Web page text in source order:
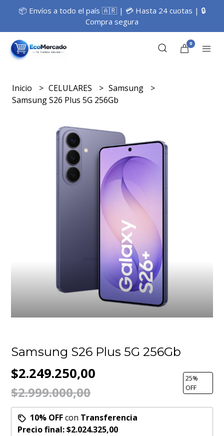
📦 Envíos a todo el país 🇦🇷 | 💳 Hasta 24 cuotas | 🔒
Compra segura
0
Inicio CELULARES
Samsung
Samsung S26 Plus 5G 256Gb
Samsung S26 Plus 5G 256Gb
$2.249.250,00
$2.999.000,00
25%
OFF
10% OFFcon Transferencia
Precio final:$2.024.325,00